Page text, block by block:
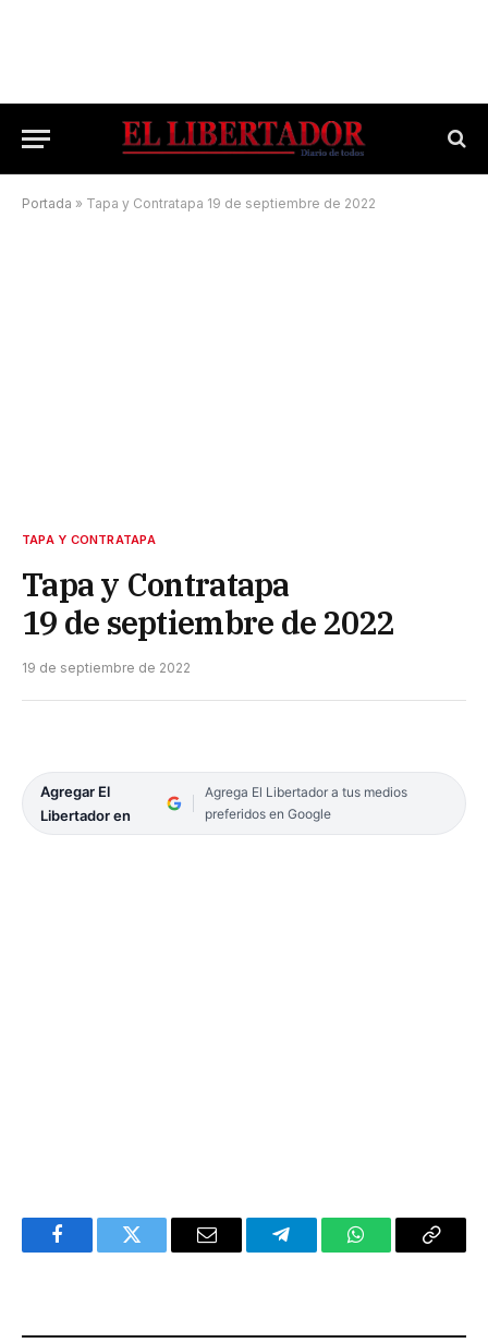
Portada » Tapa y Contratapa 19 de septiembre de 2022
TAPA Y CONTRATAPA
Tapa y Contratapa
19 de septiembre de 2022
19 de septiembre de 2022
Agregar El
Libertador en
Agrega El Libertador a tus medios
preferidos en Google
FacebookTwitter Email TelegramWhatsAppCopy